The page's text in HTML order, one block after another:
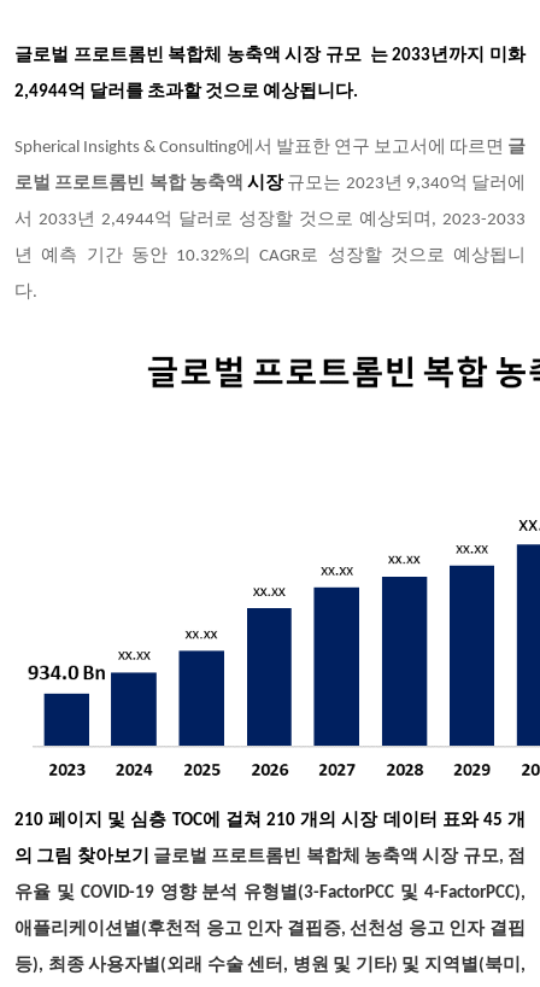
글로벌 프로트롬빈 복합체 농축액 시장 규모 는 2033년까지 미화
2,4944억 달러를 초과할 것으로 예상됩니다.
Spherical Insights & Consulting에서 발표한 연구 보고서에 따르면 글
로벌 프로트롬빈 복합 농축액 시장 규모는 2023년 9,340억 달러에
서 2033년 2,4944억 달러로 성장할 것으로 예상되며, 2023-2033
년 예측 기간 동안 10.32%의 CAGR로 성장할 것으로 예상됩니
다.
210 페이지 및 심층 TOC에 걸쳐 210 개의 시장 데이터 표와 45 개
의 그림 찾아보기 글로벌 프로트롬빈 복합체 농축액 시장 규모, 점
유율 및 COVID-19 영향 분석 유형별(3-FactorPCC 및 4-FactorPCC),
애플리케이션별(후천적 응고 인자 결핍증, 선천성 응고 인자 결핍
등), 최종 사용자별(외래 수술 센터, 병원 및 기타) 및 지역별(북미,